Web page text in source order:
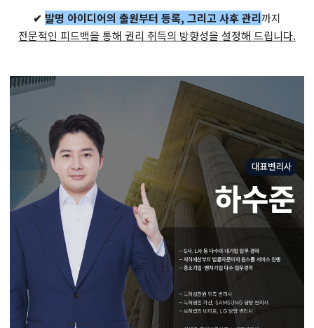
✔ 발명 아이디어의 출원부터 등록, 그리고 사후 관리까지
전문적인 피드백을 통해 권리 취득의 방향성을 설정해 드립니다.